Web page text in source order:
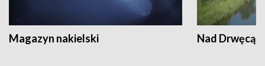
Magazyn nakielski Nad Drwęcą